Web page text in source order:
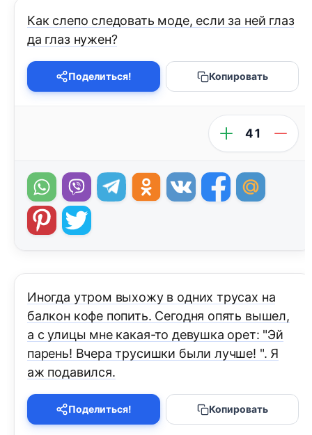
Как слепо следовать моде, если за ней глаз
да глаз нужен?
Поделиться! Копировать
41
Иногда утром выхожу в одних трусах на
балкон кофе попить. Сегодня опять вышел,
а с улицы мне какая-то девушка орет: "Эй
парень! Вчера трусишки были лучше! ". Я
аж подавился.
Поделиться! Копировать